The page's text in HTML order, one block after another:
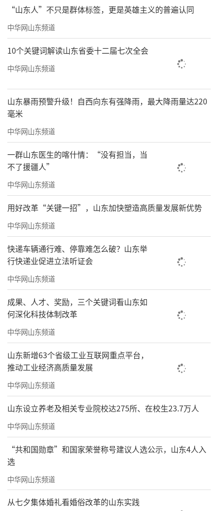
“山东人”不只是群体标签，更是英雄主义的普遍认同
中华网山东频道
10个关键词解读山东省委十二届七次全会
中华网山东频道
山东暴雨预警升级！自西向东有强降雨，最大降雨量达220
毫米
中华网山东频道
一群山东医生的喀什情：“没有担当，当
不了援疆人”
中华网山东频道
用好改革“关键一招”，山东加快塑造高质量发展新优势
中华网山东频道
快递车辆通行难、停靠难怎么破？山东举
行快递业促进立法听证会
中华网山东频道
成果、人才、奖励，三个关键词看山东如
何深化科技体制改革
中华网山东频道
山东新增63个省级工业互联网重点平台，
推动工业经济高质量发展
中华网山东频道
山东设立养老及相关专业院校达275所、在校生23.7万人
中华网山东频道
“共和国勋章”和国家荣誉称号建议人选公示，山东4人入
选
中华网山东频道
从七夕集体婚礼看婚俗改革的山东实践